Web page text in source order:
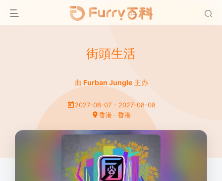
街頭生活
由 Furban Jungle 主办
2027-08-07 - 2027-08-08
香港 · 香港